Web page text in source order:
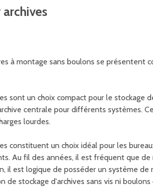
à montage sans boulons se présentent
sont un choix compact pour le stockage
centrale pour différents systèmes.
lourdes.
constituent un choix idéal pour les
Au fil des années, il est fréquent que
il est logique de posséder un système
stockage d'archives sans vis ni